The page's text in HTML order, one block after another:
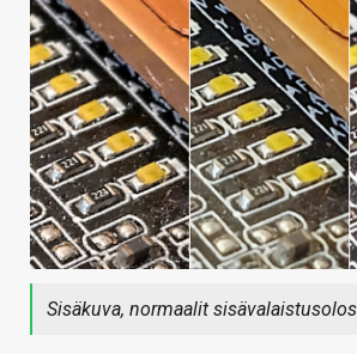
Sisäkuva, normaalit